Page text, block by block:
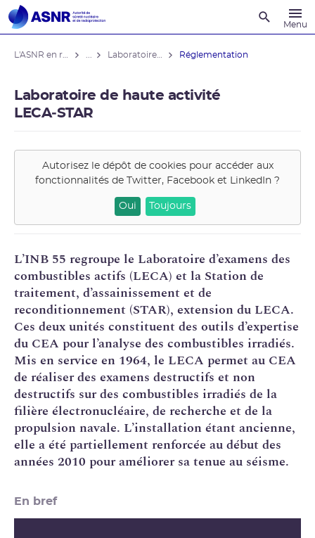
Menu
Réglementation
Laboratoire de haute activité
LECA‑STAR
Autorisez le dépôt de cookies pour accéder aux
fonctionnalités de Twitter, Facebook et LinkedIn ?
Oui Toujours
L’INB 55 regroupe le Laboratoire d’examens des
combustibles actifs (LECA) et la Station de
traitement, d’assainissement et de
reconditionnement (STAR), extension du LECA.
Ces deux unités constituent des outils d’expertise
du CEA pour l’analyse des combustibles irradiés.
Mis en service en 1964, le LECA permet au CEA
de réaliser des examens destructifs et non
destructifs sur des combustibles irradiés de la
filière électronucléaire, de recherche et de la
propulsion navale. L’installation étant ancienne,
elle a été partiellement renforcée au début des
années 2010 pour améliorer sa tenue au séisme.
En bref